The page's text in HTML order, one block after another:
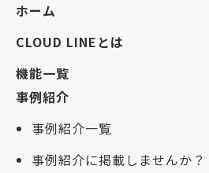
ホーム
CLOUD LINEとは
機能一覧
事例紹介
事例紹介一覧
事例紹介に掲載しませんか？